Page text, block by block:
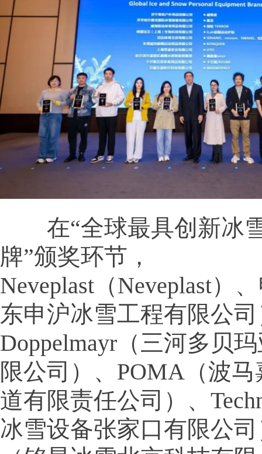
在“全球最具创新冰
牌”颁奖环节，
Neveplast（Neveplast）
东申沪冰雪工程有限公
Doppelmayr（三河多贝
限公司）、POMA（波
道有限责任公司）、
冰雪设备张家口有限公